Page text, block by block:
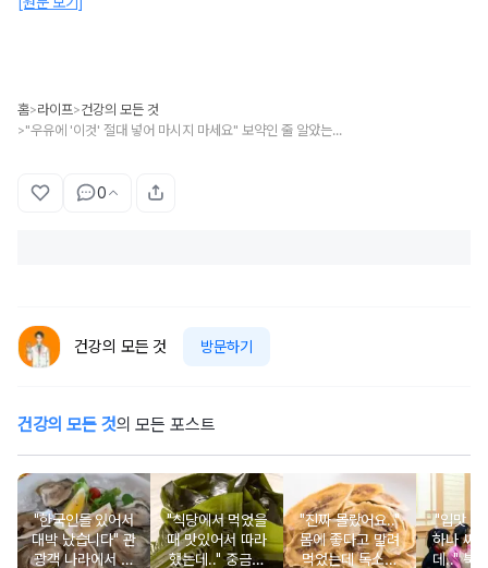
홈>라이프>건강의 모든 것
> "우유에 '이것' 절대 넣어 마시지 마세요" 보약인 줄 알았는데 결석 만드는 주범입니다
0
건강의 모든 것 방문하기
건강의 모든 것의 모든 포스트
"한국인들 있어서
대박 났습니다" 관
광객 나라에서 남
"식당에서 먹었을
때 맛있어서 따라
했는데.." 중금속
"진짜 몰랐어요.."
몸에 좋다고 말려
먹었는데 독소를
"입맛 없
하나 싸
데.." 북